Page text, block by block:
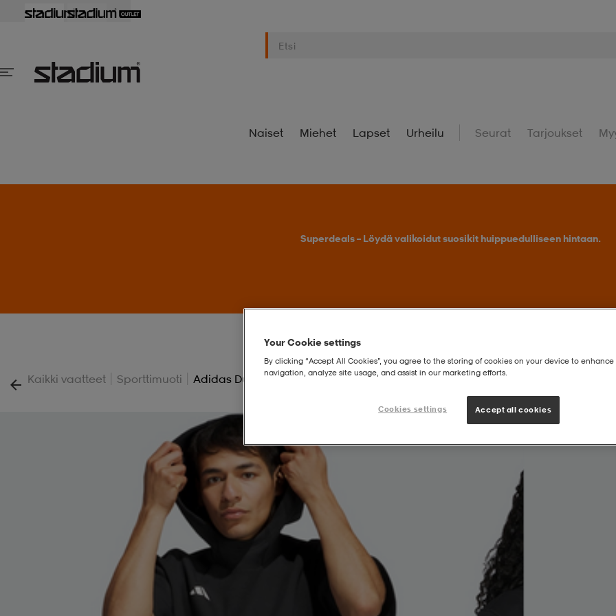
Naiset Miehet Lapset Urheilu Seurat Tarjoukset
Superdeals – Löydä valikoidut suosikit huippuedulliseen hintaan.
Kaikki vaatteet | Sporttimuoti | Adidas Dugout Short Sleeve Hoodie (gender Neutral)
Your Cookie settings
By clicking “Accept All Cookies”, you agree to the storing of cookies on your device to enhance
navigation, analyze site usage, and assist in our marketing efforts.
Cookies settings Accept all cookies